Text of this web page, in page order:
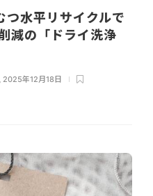
つ水平リサイクルで
減の「ドライ洗浄
, 2025年12月18日